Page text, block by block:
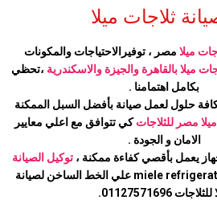
ثلاجات ميلا
ميلا مصر ، توفيرالاحتياجات والمكونات
ميلابالقاهرة والجيزة والاسكندرية ،تحظي
بكامل اهتمامنا .
كافة حلول لعمل صيانة بأفضل السبل الممكنة
ميلا مصر للثلاجاتكي تتوافق مع اعلي معايير
الامان و الجودة .
يعمل بأقصي كفاءة ممكنة ،توكيل الصيانة
للثلاجات 01127571696.